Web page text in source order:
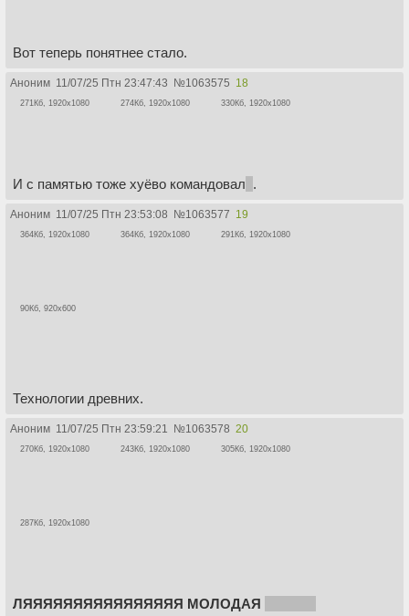
Вот теперь понятнее стало.
Аноним 11/07/25 Птн 23:47:43 №1063575 18
271Кб, 1920x1080 274Кб, 1920x1080 330Кб, 1920x1080
И с памятью тоже хуёво командовал .
Аноним 11/07/25 Птн 23:53:08 №1063577 19
364Кб, 1920x1080 364Кб, 1920x1080 291Кб, 1920x1080
90Кб, 920x600
Технологии древних.
Аноним 11/07/25 Птн 23:59:21 №1063578 20
270Кб, 1920x1080 243Кб, 1920x1080 305Кб, 1920x1080
287Кб, 1920x1080
ЛЯЯЯЯЯЯЯЯЯЯЯЯЯЯЯЯ МОЛОДАЯ